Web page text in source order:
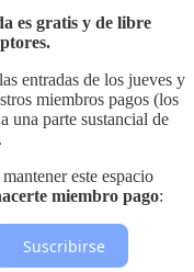
es gratis y de libre
entradas de los jueves y
miembros pagos (los
una parte sustancial de
este espacio
miembro pago:
Suscribirse